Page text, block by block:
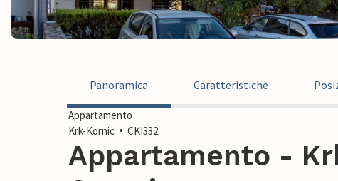
Panoramica Caratteristiche
Appartamento
Krk-Kornic
CKI332
Appartamento -